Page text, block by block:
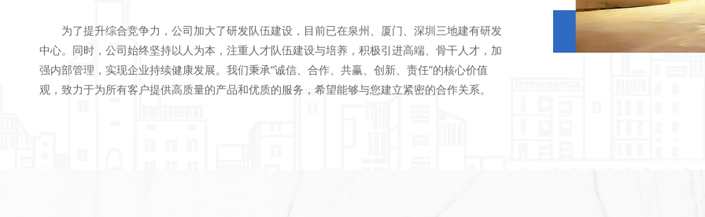
为了提升综合竞争力，公司加大了研发队伍建设，目前已在泉州、厦门、深圳三地建有研发
中心。同时，公司始终坚持以人为本，注重人才队伍建设与培养，积极引进高端、骨干人才，加
强内部管理，实现企业持续健康发展。我们秉承“诚信、合作、共赢、创新、责任”的核心价值
观，致力于为所有客户提供高质量的产品和优质的服务，希望能够与您建立紧密的合作关系。